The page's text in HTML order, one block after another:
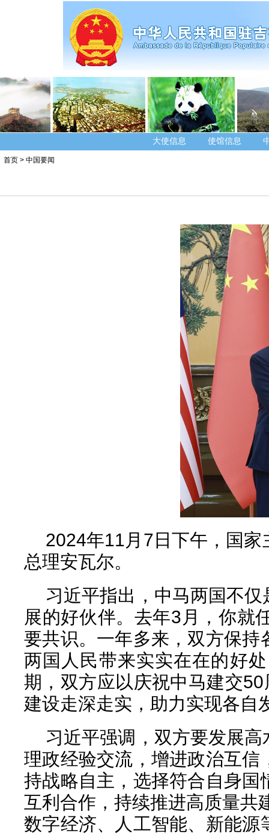
大使信息 使馆信息
首页 > 中国要闻
2024年11月7日下午，国
总理安瓦尔。
习近平指出，中马两国不
展的好伙伴。去年3月，你就
要共识。一年多来，双方保
两国人民带来实实在在的好
期，双方应以庆祝中马建交
建设走深走实，助力实现各自
习近平强调，双方要发展
理政经验交流，增进政治互
持战略自主，选择符合自身
互利合作，持续推进高质量共
数字经济、人工智能、新能